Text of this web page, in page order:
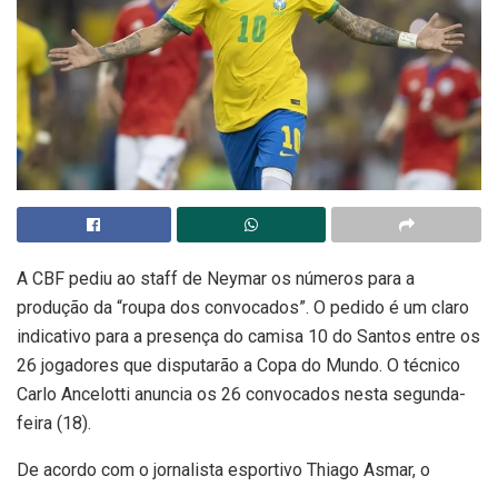
A CBF pediu ao staff de Neymar os números para a
produção da “roupa dos convocados”. O pedido é um claro
indicativo para a presença do camisa 10 do Santos entre os
26 jogadores que disputarão a Copa do Mundo. O técnico
Carlo Ancelotti anuncia os 26 convocados nesta segunda-
feira (18).
De acordo com o jornalista esportivo Thiago Asmar, o